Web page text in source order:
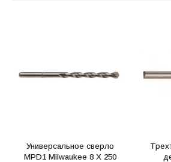
Универсальное сверло
MPD1 Milwaukee 8 X 250